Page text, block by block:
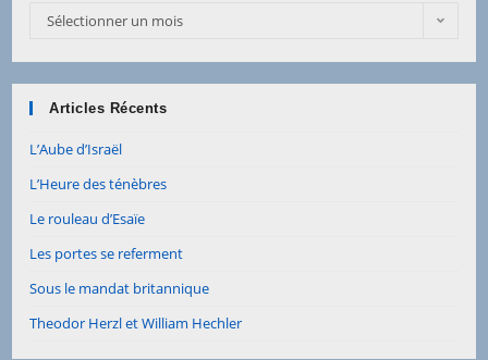
Archives
Sélectionner un mois
Articles Récents
L’Aube d’Israël
L’Heure des ténèbres
Le rouleau d’Esaïe
Les portes se referment
Sous le mandat britannique
Theodor Herzl et William Hechler